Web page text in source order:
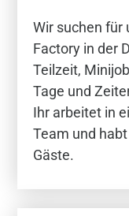
Wir suchen für
Factory in der
Teilzeit,
Tage und
Ihr arbeitet in
Team und
Gäste.